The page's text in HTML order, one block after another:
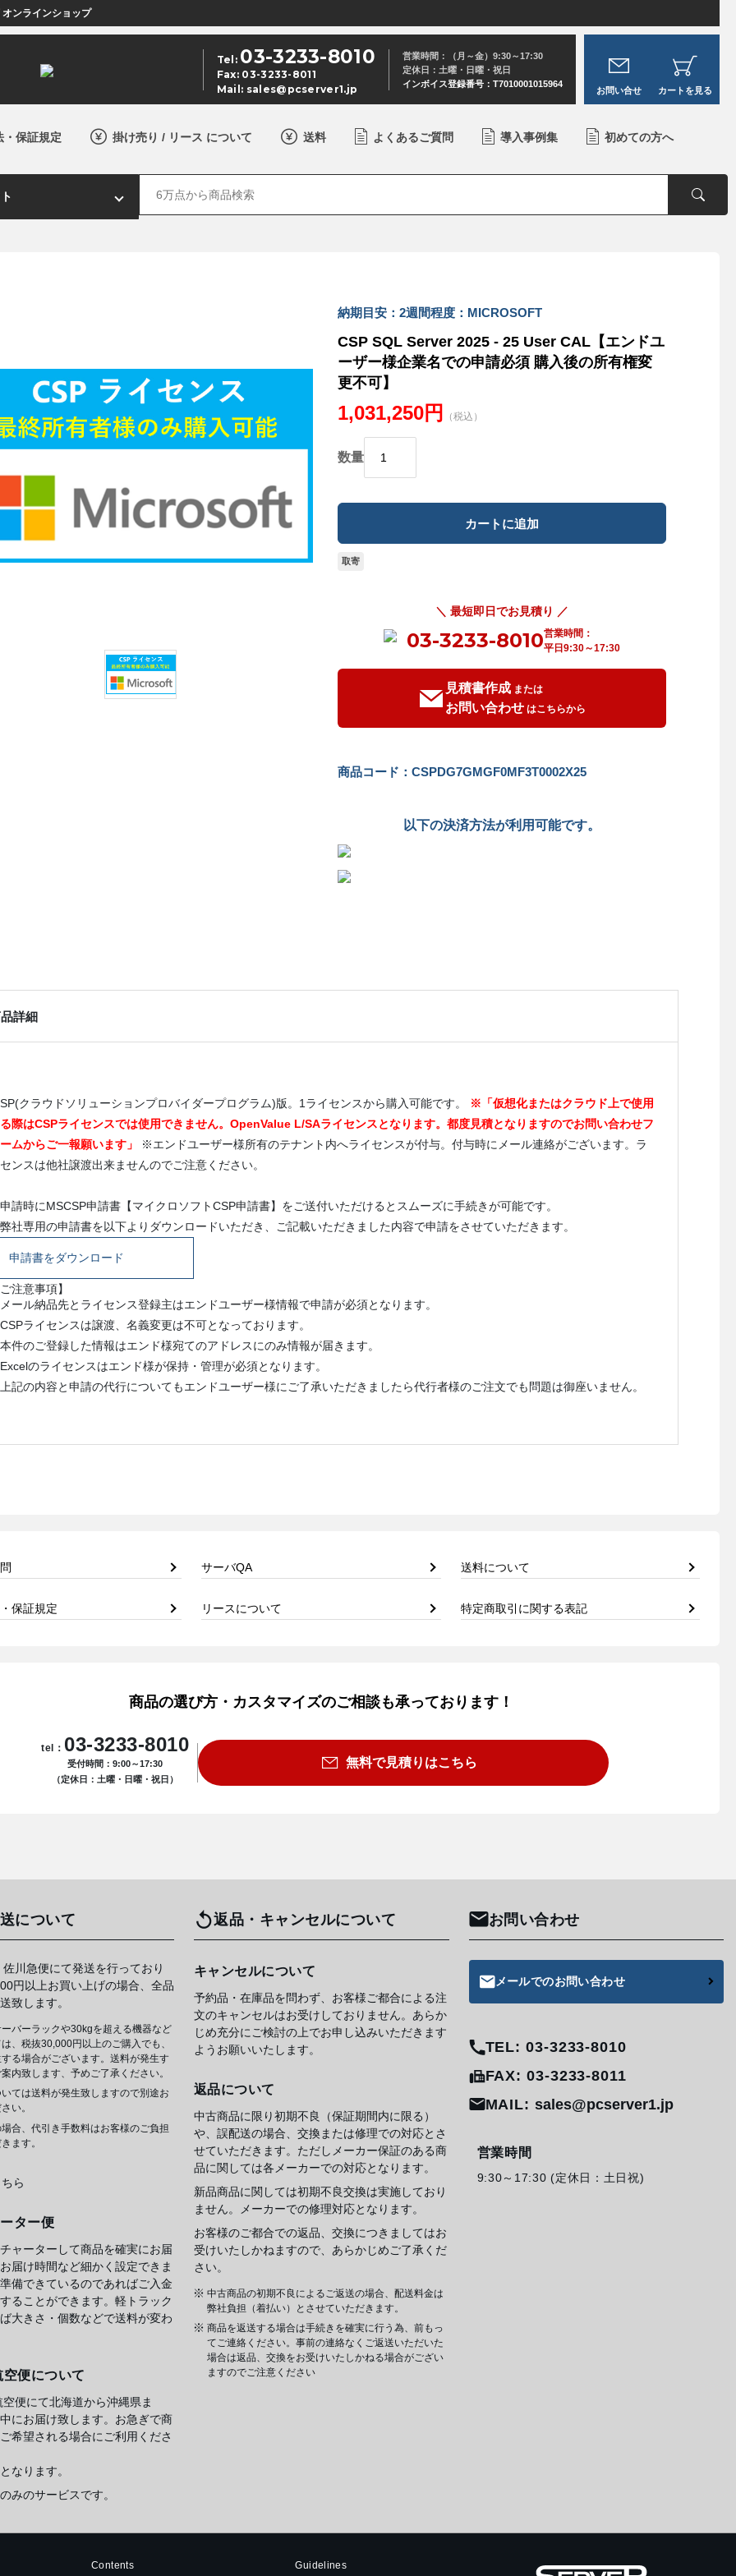
ンラインショップ
Tel: 03-3233-8010
Fax: 03-3233-8011
Mail: sales@pcserver1.jp
営業時間：（月～金）9:30～17:30
定休日：土曜・日曜・祝日
インボイス登録番号：T7010001015964
お問い合せ カートを見る
・保証規定 掛け売り / リース について 送料 よくあるご質問 導入事例集 初めての方へ
納期目安：2週間程度：MICROSOFT
CSP SQL Server 2025 - 25 User CAL【エンドユ
ーザー様企業名での申請必須 購入後の所有権変
更不可】
1,031,250円 （税込）
数量
取寄
＼ 最短即日でお見積り ／
03-3233-8010営業時間：
平日9:30～17:30
見積書作成 または
お問い合わせ はこちらから
商品コード：CSPDG7GMGF0MF3T0002X25
以下の決済方法が利用可能です。
詳細
クラウドソリューションプロバイダープログラム)版。1ライセンスから購入可能です。
※「仮想化またはクラウド上で使用
際はCSPライセンスでは使用できません。OpenValue L/SAライセンスとなります。都度見積となりますのでお問い合わせフ
ムからご一報願います」
※エンドユーザー様所有のテナント内へライセンスが付与。付与時にメール連絡がございます。ラ
ンスは他社譲渡出来ませんのでご注意ください。
請時にMSCSP申請書【マイクロソフトCSP申請書】をご送付いただけるとスムーズに手続きが可能です。
弊社専用の申請書を以下よりダウンロードいただき、ご記載いただきました内容で申請をさせていただきます。
申請書をダウンロード
ご注意事項】
メール納品先とライセンス登録主はエンドユーザー様情報で申請が必須となります。
ライセンスは譲渡、名義変更は不可となっております。
本件のご登録した情報はエンド様宛てのアドレスにのみ情報が届きます。
Excelのライセンスはエンド様が保持・管理が必須となります。
上記の内容と申請の代行についてもエンドユーザー様にご了承いただきましたら代行者様のご注文でも問題は御座いません。
サーバQA 送料について
保証規定 リースについて 特定商取引に関する表記
商品の選び方・カスタマイズのご相談も承っております！
tel： 03-3233-8010
受付時間：9:00～17:30
（定休日：土曜・日曜・祝日）
無料で見積りはこちら
について
川急便にて発送を行っており
円以上お買い上げの場合、全品
致します。
バーラックや30kgを超える機器など
、税抜30,000円以上のご購入でも、
る場合がございます。送料が発生す
内致します、予めご了承ください。
ては送料が発生致しますので別途お
い。
合、代引き手数料はお客様のご負担
ます。
ら
ター便
ャーターして商品を確実にお届
届け時間など細かく設定できま
備できているのであればご入金
ることができます。軽トラック
大きさ・個数などで送料が変わ
便について
便にて北海道から沖縄県ま
にお届け致します。お急ぎで商
希望される場合にご利用くださ
なります。
みのサービスです。
返品・キャンセルについて
キャンセルについて
予約品・在庫品を問わず、お客様ご都合による注
文のキャンセルはお受けしておりません。あらか
じめ充分にご検討の上でお申し込みいただきます
ようお願いいたします。
返品について
中古商品に限り初期不良（保証期間内に限る）
や、誤配送の場合、交換または修理での対応とさ
せていただきます。ただしメーカー保証のある商
品に関しては各メーカーでの対応となります。
新品商品に関しては初期不良交換は実施しており
ません。メーカーでの修理対応となります。
お客様のご都合での返品、交換につきましてはお
受けいたしかねますので、あらかじめご了承くだ
さい。
中古商品の初期不良によるご返送の場合、配送料金は
弊社負担（着払い）とさせていただきます。
商品を返送する場合は手続きを確実に行う為、前もっ
てご連絡ください。事前の連絡なくご返送いただいた
場合は返品、交換をお受けいたしかねる場合がござい
ますのでご注意ください
お問い合わせ
メールでのお問い合わせ
TEL: 03-3233-8010
FAX: 03-3233-8011
MAIL: sales@pcserver1.jp
営業時間
9:30～17:30 (定休日：土日祝)
Contents Guidelines